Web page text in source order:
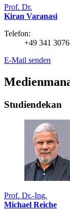
Prof. Dr.
Kiran Varanasi
Telefon:
+49 341
E-Mail senden
Studiendekan
Prof. Dr.-Ing.
Michael Reiche